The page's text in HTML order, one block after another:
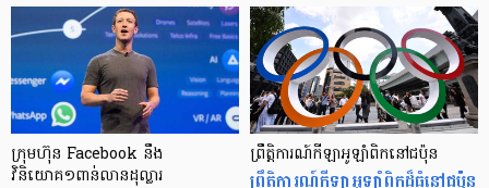
ក្រុមហ៊ុន Facebook នឹង
វិនិយោគ១ពាន់លានដុល្លារ
ព្រឹត្តិការណ៍​កីឡាអូឡាំពិក​នៅជប៉ុន
ព្រឹត្តិការណ៍កីឡាអូឡាំពិកដ៏ធំនៅជប៉ុន